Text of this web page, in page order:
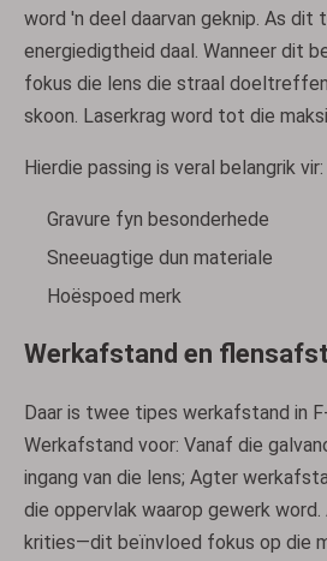
word 'n deel daarvan geknip. As dit
energiedigtheid daal. Wanneer dit
fokus die lens die straal
skoon. Laserkrag word tot die
Hierdie passing is veral belangrik vir:
Gravure fyn besonderhede
Sneeuagtige dun materiale
Hoëspoed merk
Werkafstand en
Daar is twee tipes werkafstand in
Werkafstand voor: Vanaf die
ingang van die lens; Agter
die oppervlak waarop gewerk
krities—dit beïnvloed fokus op die